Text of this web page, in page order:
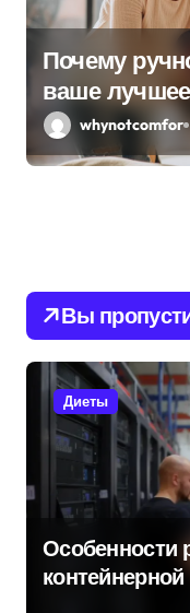
Почему
ваше
быстрой
whynotcomfor
Вы
Диеты
Особенности